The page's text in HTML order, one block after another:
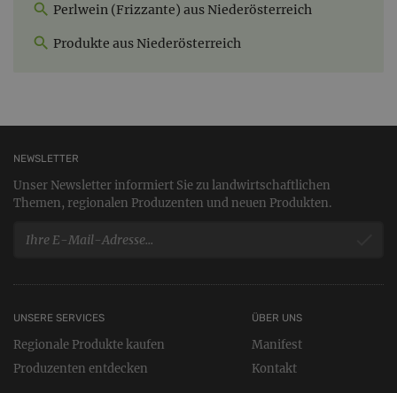
Perlwein (Frizzante) aus Niederösterreich
Produkte aus Niederösterreich
NEWSLETTER
Unser Newsletter informiert Sie zu landwirtschaftlichen
Themen, regionalen Produzenten und neuen Produkten.
UNSERE SERVICES
Regionale Produkte kaufen
Produzenten entdecken
ÜBER UNS
Manifest
Kontakt